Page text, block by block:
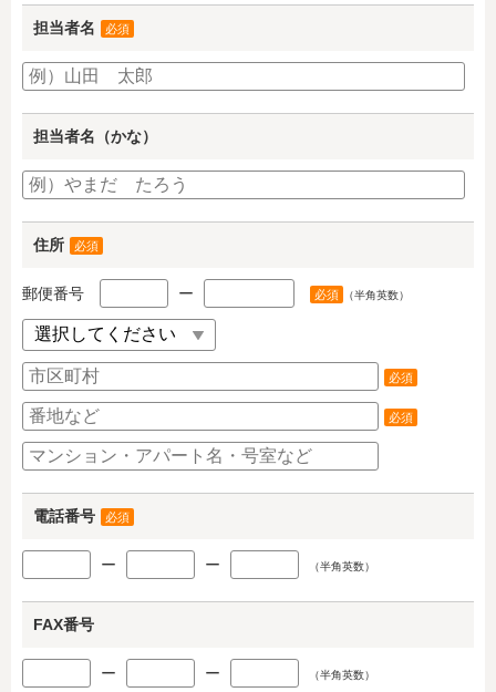
担当者名 必須
担当者名（かな）
住所 必須
郵便番号 ー 必須 （半角英数）
必須
必須
電話番号 必須
ー ー （半角英数）
FAX番号
ー ー （半角英数）